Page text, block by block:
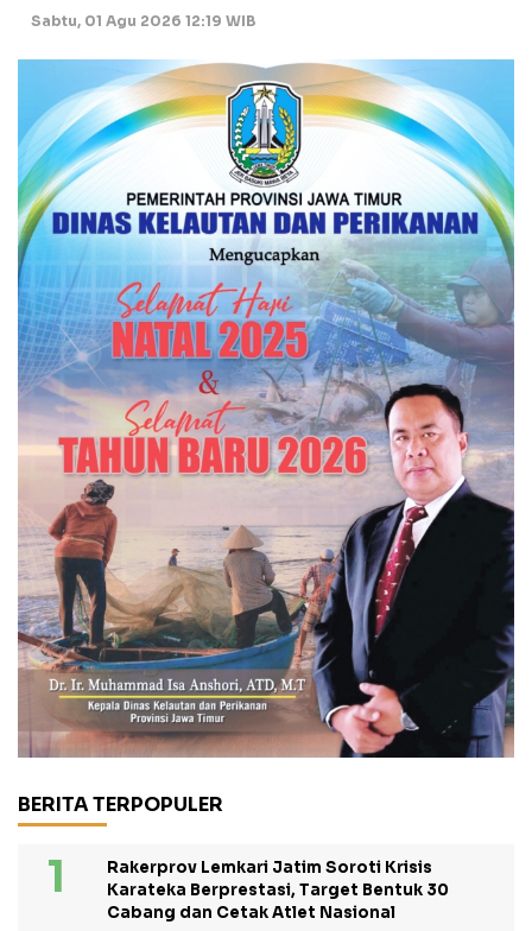
Sabtu, 01 Agu 2026 12:19 WIB
BERITA TERPOPULER
Rakerprov Lemkari Jatim Soroti Krisis
Karateka Berprestasi, Target Bentuk 30
Cabang dan Cetak Atlet Nasional